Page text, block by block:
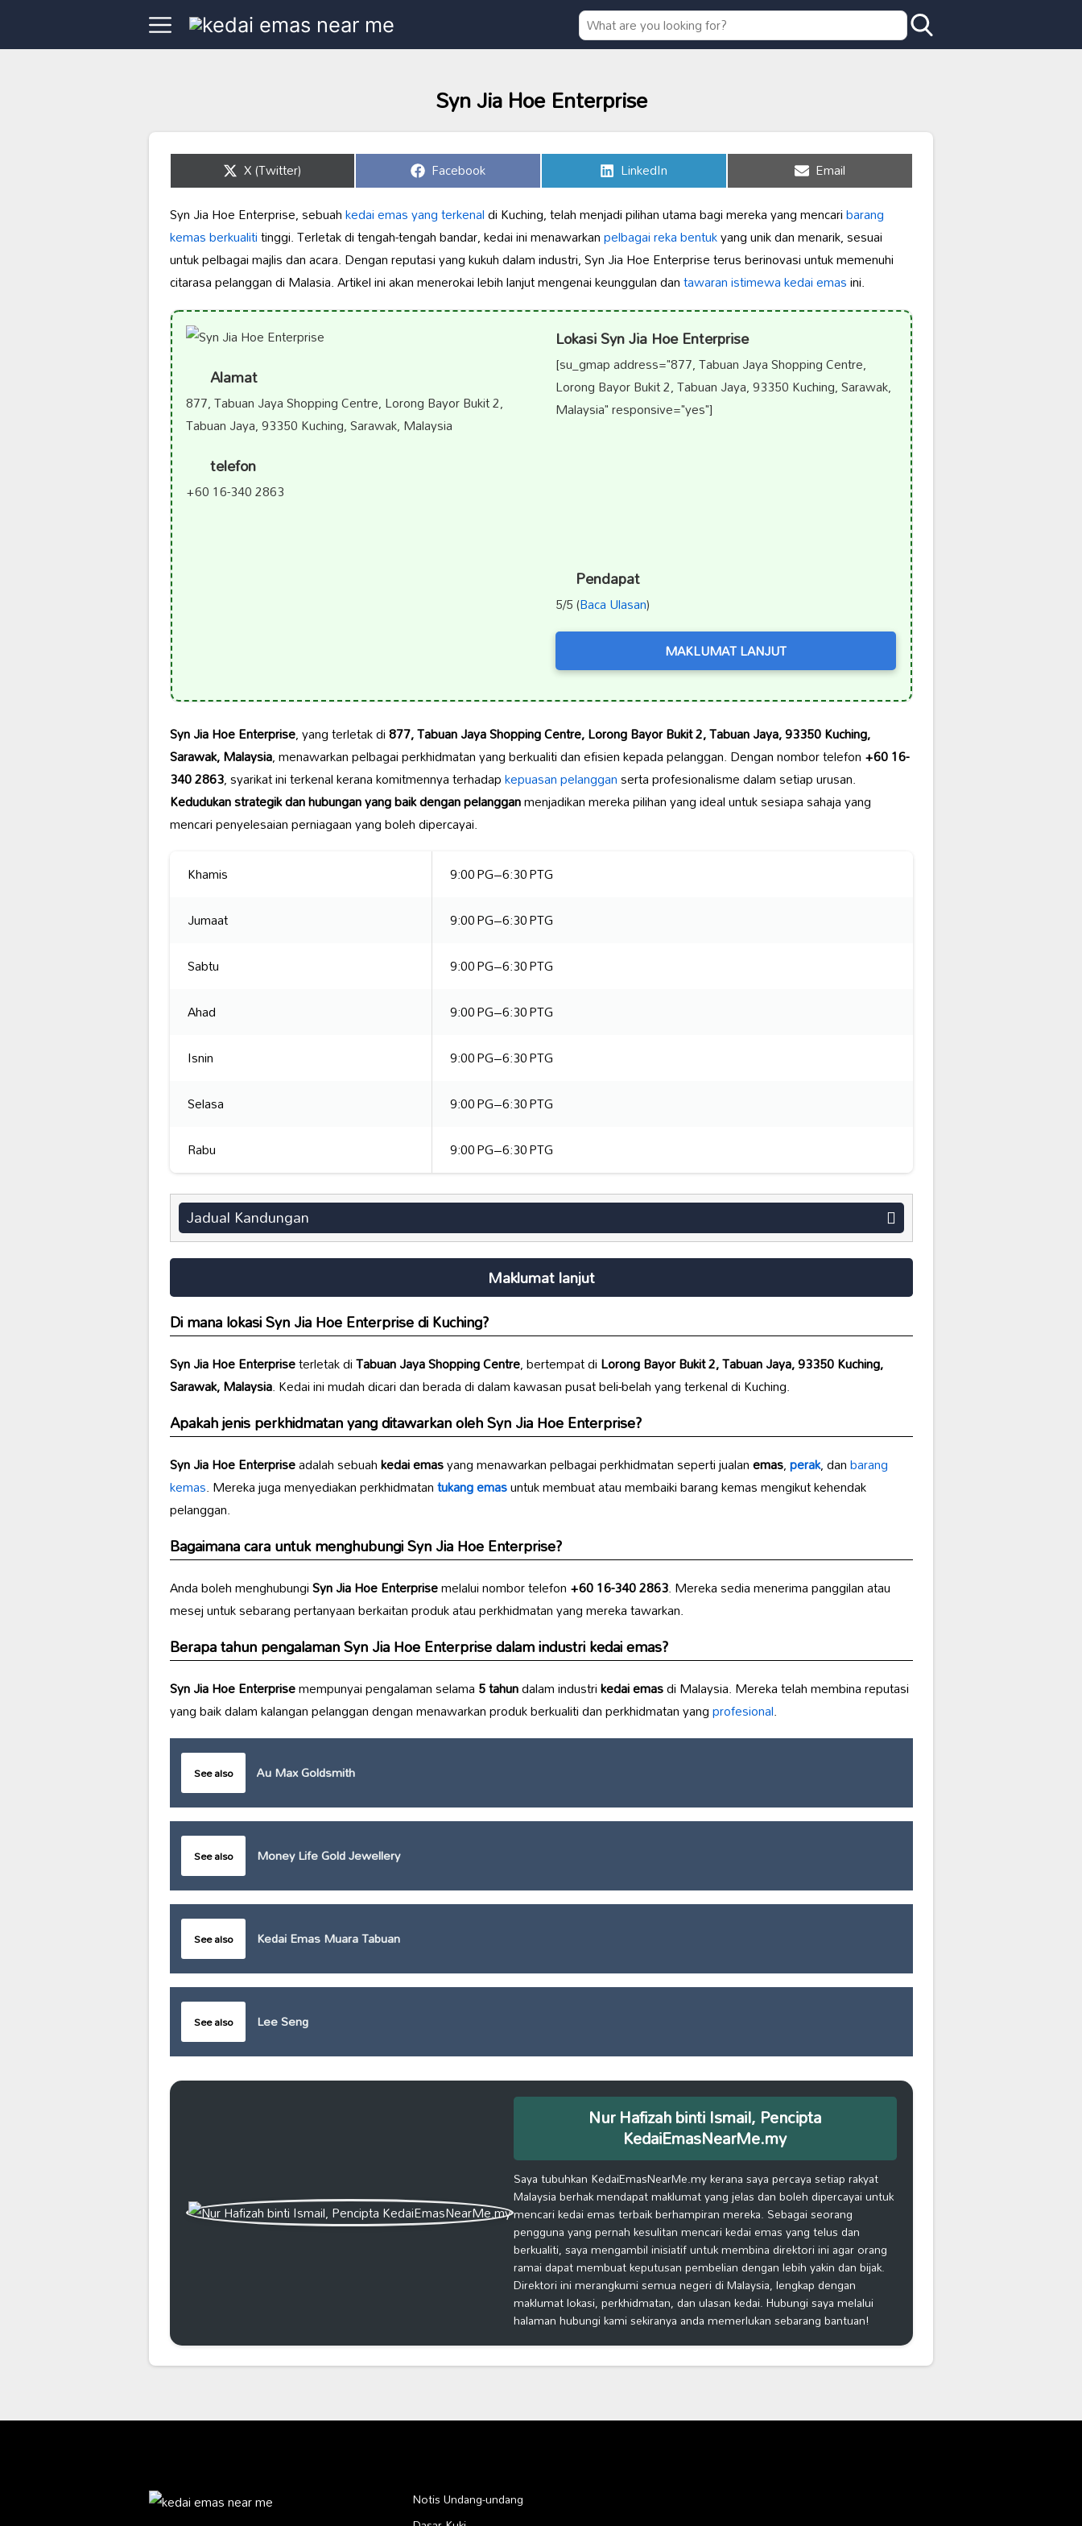
Syn Jia Hoe Enterprise
Share
on
X (Twitter) Share
on
Facebook Share
on
LinkedIn Share
on
Email
Syn Jia Hoe Enterprise, sebuahkedai emas yang terkenaldi Kuching, telah menjadi pilihan utama bagi mereka yang mencaribarang
kemas berkualititinggi. Terletak di tengah-tengah bandar, kedai ini menawarkanpelbagai reka bentukyang unik dan menarik, sesuai
untuk pelbagai majlis dan acara. Dengan reputasi yang kukuh dalam industri, Syn Jia Hoe Enterprise terus berinovasi untuk memenuhi
citarasa pelanggan di Malasia. Artikel ini akan menerokai lebih lanjut mengenai keunggulan dantawaran istimewa kedai emasini.
Alamat
877, Tabuan Jaya Shopping Centre, Lorong Bayor Bukit 2,
Tabuan Jaya, 93350 Kuching, Sarawak, Malaysia
telefon
+60 16-340 2863
Lokasi Syn Jia Hoe Enterprise
[su_gmap address="877, Tabuan Jaya Shopping Centre,
Lorong Bayor Bukit 2, Tabuan Jaya, 93350 Kuching, Sarawak,
Malaysia" responsive="yes"]
Pendapat
5/5 (Baca Ulasan)
MAKLUMAT LANJUT
Syn Jia Hoe Enterprise, yang terletak di877, Tabuan Jaya Shopping Centre, Lorong Bayor Bukit 2, Tabuan Jaya, 93350 Kuching,
Sarawak, Malaysia, menawarkan pelbagai perkhidmatan yang berkualiti dan efisien kepada pelanggan. Dengan nombor telefon+60 16-
340 2863, syarikat ini terkenal kerana komitmennya terhadapkepuasan pelangganserta profesionalisme dalam setiap urusan.
Kedudukan strategik dan hubungan yang baik dengan pelangganmenjadikan mereka pilihan yang ideal untuk sesiapa sahaja yang
mencari penyelesaian perniagaan yang boleh dipercayai.
Khamis
9:00 PG–6:30 PTG
Jumaat
9:00 PG–6:30 PTG
Sabtu
9:00 PG–6:30 PTG
Ahad
9:00 PG–6:30 PTG
Isnin
9:00 PG–6:30 PTG
Selasa
9:00 PG–6:30 PTG
Rabu
9:00 PG–6:30 PTG
Jadual Kandungan
Maklumat lanjut
Di mana lokasiSyn Jia Hoe Enterprisedi Kuching?
Syn Jia Hoe Enterpriseterletak diTabuan Jaya Shopping Centre, bertempat diLorong Bayor Bukit 2, Tabuan Jaya, 93350 Kuching,
Sarawak, Malaysia. Kedai ini mudah dicari dan berada di dalam kawasan pusat beli-belah yang terkenal di Kuching.
Apakah jenis perkhidmatan yang ditawarkan olehSyn Jia Hoe Enterprise?
Syn Jia Hoe Enterpriseadalah sebuahkedai emasyang menawarkan pelbagai perkhidmatan seperti jualanemas,perak, danbarang
kemas. Mereka juga menyediakan perkhidmatantukang emasuntuk membuat atau membaiki barang kemas mengikut kehendak
pelanggan.
Bagaimana cara untuk menghubungiSyn Jia Hoe Enterprise?
Anda boleh menghubungiSyn Jia Hoe Enterprisemelalui nombor telefon+60 16-340 2863. Mereka sedia menerima panggilan atau
mesej untuk sebarang pertanyaan berkaitan produk atau perkhidmatan yang mereka tawarkan.
Berapa tahun pengalamanSyn Jia Hoe Enterprisedalam industrikedai emas?
Syn Jia Hoe Enterprisemempunyai pengalaman selama5 tahundalam industrikedai emasdi Malaysia. Mereka telah membina reputasi
yang baik dalam kalangan pelanggan dengan menawarkan produk berkualiti dan perkhidmatan yangprofesional.
See also Au Max Goldsmith
See also Money Life Gold Jewellery
See also Kedai Emas Muara Tabuan
See also Lee Seng
Nur Hafizah binti Ismail, Pencipta
KedaiEmasNearMe.my
Saya tubuhkan KedaiEmasNearMe.my kerana saya percaya setiap rakyat
Malaysia berhak mendapat maklumat yang jelas dan boleh dipercayai untuk
mencari kedai emas terbaik berhampiran mereka. Sebagai seorang
pengguna yang pernah kesulitan mencari kedai emas yang telus dan
berkualiti, saya mengambil inisiatif untuk membina direktori ini agar orang
ramai dapat membuat keputusan pembelian dengan lebih yakin dan bijak.
Direktori ini merangkumi semua negeri di Malaysia, lengkap dengan
maklumat lokasi, perkhidmatan, dan ulasan kedai. Hubungi saya melalui
halaman hubungi kami sekiranya anda memerlukan sebarang bantuan!
Notis Undang-undang